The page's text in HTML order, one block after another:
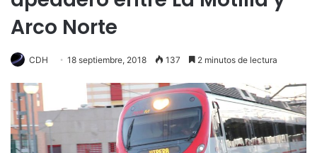
Arco Norte
CDH 18 septiembre, 2018 137 2 minutos de lectura